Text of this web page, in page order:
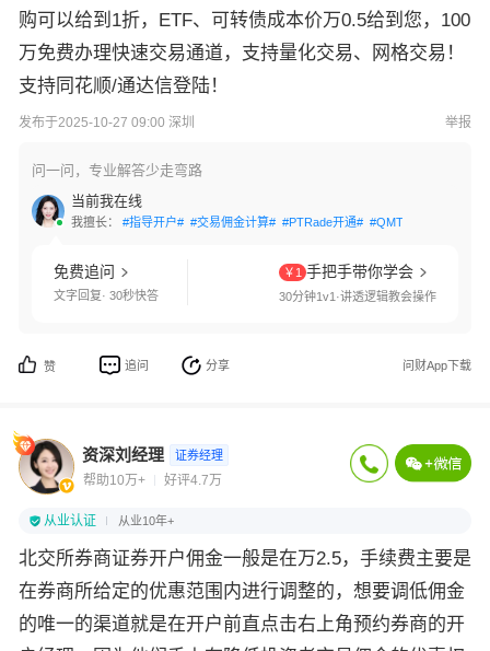
购可以给到1折，ETF、可转债成本价万0.5给到您，100
万免费办理快速交易通道，支持量化交易、网格交易！
支持同花顺/通达信登陆！
发布于2025-10-27 09:00 深圳 举报
问一问，专业解答少走弯路
当前我在线
我擅长： #指导开户# #交易佣金计算# #PTRade开通# #QMT开通#
免费追问
文字回复· 30秒快答
￥1 手把手带你学会
30分钟1v1·讲透逻辑教会操作
赞 追问 分享 问财App下载
资深刘经理 证券经理
帮助10万+ 好评4.7万
从业认证 从业10年+
北交所券商证券开户佣金一般是在万2.5，手续费主要是
在券商所给定的优惠范围内进行调整的，想要调低佣金
的唯一的渠道就是在开户前直点击右上角预约券商的开